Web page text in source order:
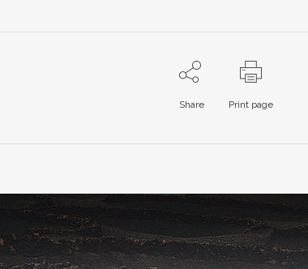
Share Print page